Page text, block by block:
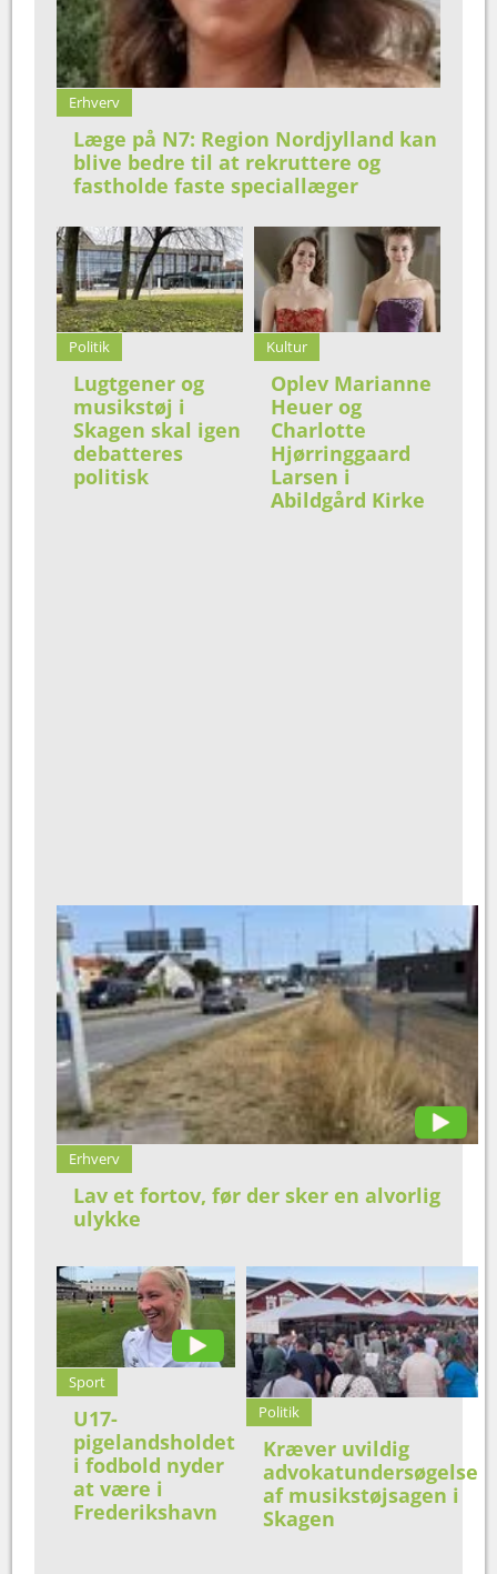
Erhverv
Læge på N7: Region Nordjylland kan
blive bedre til at rekruttere og
fastholde faste speciallæger
Politik
Lugtgener og
musikstøj i
Skagen skal igen
debatteres
politisk
Kultur
Oplev Marianne
Heuer og
Charlotte
Hjørringgaard
Larsen i
Abildgård Kirke
Erhverv
Lav et fortov, før der sker en alvorlig
ulykke
Sport
U17-
pigelandsholdet
i fodbold nyder
at være i
Frederikshavn
Politik
Kræver uvildig
advokatundersøgelse
af musikstøjsagen i
Skagen